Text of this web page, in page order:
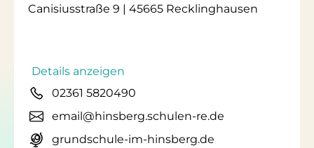
Canisiusstraße 9 | 45665 Recklinghausen
Details anzeigen
02361 5820490
email@hinsberg.schulen-re.de
grundschule-im-hinsberg.de